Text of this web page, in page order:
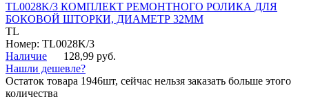
TL0028K/3 КОМПЛЕКТ РЕМОНТНОГО РОЛИКА ДЛЯ
БОКОВОЙ ШТОРКИ, ДИАМЕТР 32ММ
TL
Номер: TL0028K/3
Наличие
128,99 руб.
Нашли дешевле?
Остаток товара 1946шт, сейчас нельзя заказать больше этого
количества